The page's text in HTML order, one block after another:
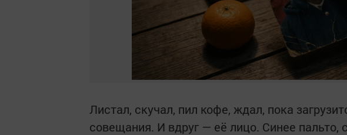
Листал, скучал, пил кофе, ждал, пока
совещания. И вдруг — её лицо. Синее пальто,